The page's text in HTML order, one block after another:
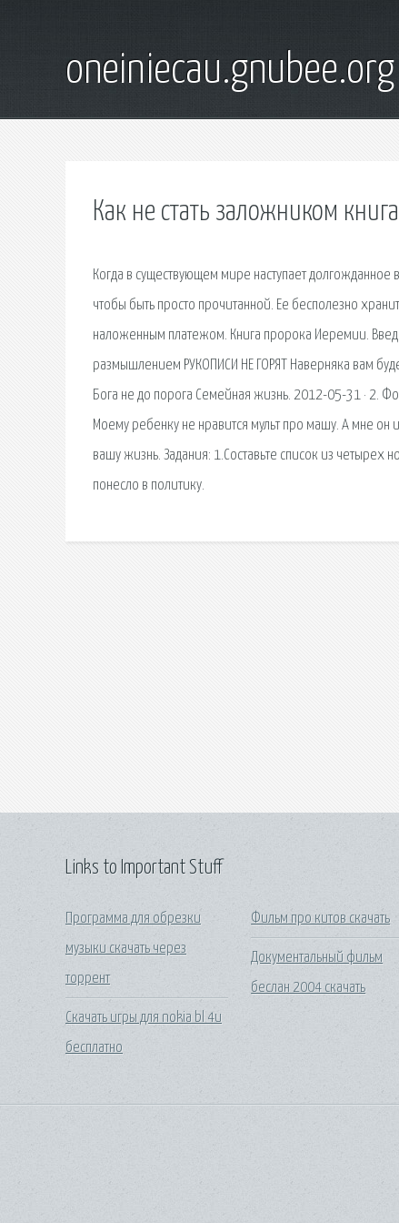
oneiniecau.gnubee.org
Как не стать заложником книга
Когда в существующем мире наступает долгожданное
чтобы быть просто прочитанной. Ее бесполезно
наложенным платежом. Книга пророка Иеремии.
размышлением РУКОПИСИ НЕ ГОРЯТ Наверняка вам
Бога не до порога Семейная жизнь. 2012-05-31 · 2.
Моему ребенку не нравится мульт про машу. А мне он
вашу жизнь. Задания: 1.Составьте список из
понесло в политику.
Links to Important Stuff
Программа для обрезки
музыки скачать через
торрент
Скачать игры для nokia bl 4u
бесплатно
Фильм про китов скачать
Документальный фильм
беслан 2004 скачать